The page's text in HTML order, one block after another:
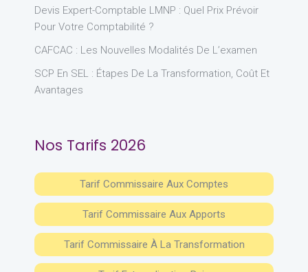
Devis Expert-Comptable LMNP : Quel Prix Prévoir
Pour Votre Comptabilité ?
CAFCAC : Les Nouvelles Modalités De L’examen
SCP En SEL : Étapes De La Transformation, Coût Et
Avantages
Nos Tarifs 2026
Tarif Commissaire Aux Comptes
Tarif Commissaire Aux Apports
Tarif Commissaire À La Transformation